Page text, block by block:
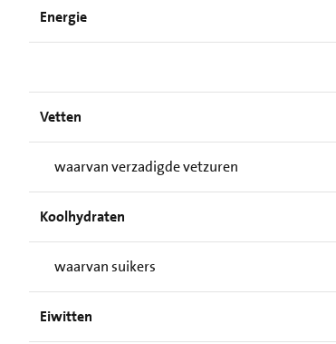
Energie
Vetten
waarvan verzadigde vetzuren
Koolhydraten
waarvan suikers
Eiwitten